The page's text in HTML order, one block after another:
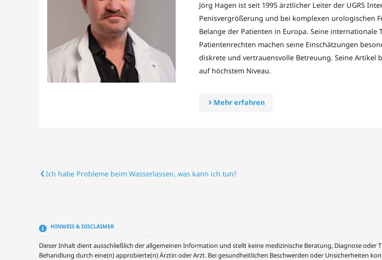
Jörg Hagen ist seit 1995 ärztlicher Leiter der UGRS
Penisvergrößerung und bei komplexen urologischen
Belange der Patienten in Europa. Seine
Patientenrechten machen seine Einschätzungen
diskrete und vertrauensvolle Betreuung. Seine
auf höchstem Niveau.
Mehr erfahren
Ich habe Probleme beim Wasserlassen, was kann ich tun?
HINWEIS & DISCLAIMER
Dieser Inhalt dient ausschließlich der allgemeinen Information und stellt keine medizinische Beratung, Diagnose oder
Behandlung durch eine(n) approbierte(n) Ärztin oder Arzt. Bei gesundheitlichen Beschwerden oder Unsicherheiten